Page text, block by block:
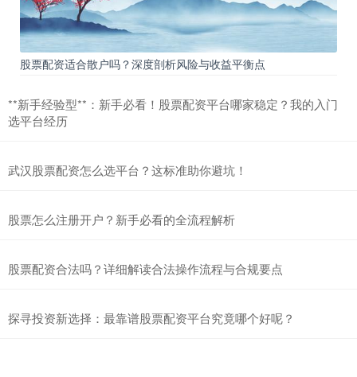
股票配资适合散户吗？深度剖析风险与收益平衡点
**新手经验型**：新手必看！股票配资平台哪家稳定？我的入门
选平台经历
武汉股票配资怎么选平台？这标准助你避坑！
股票怎么注册开户？新手必看的全流程解析
股票配资合法吗？详细解读合法操作流程与合规要点
探寻投资新选择：最靠谱股票配资平台究竟哪个好呢？